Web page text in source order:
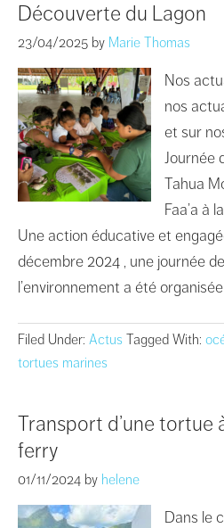
Découverte du Lagon
23/04/2025 by Marie Thomas
Nos
nos
et sur
Journée
Tahua
Faa’a à
Une action éducative et
décembre 2024 , une journée
l’environnement a été
Filed Under: Actus Tagged With:
tortues marines
Transport d’une tortue
ferry
01/11/2024 by helene
Dans le